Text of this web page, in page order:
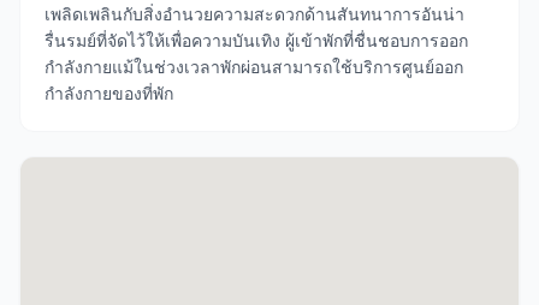
เพลิดเพลินกับสิ่งอำนวยความสะดวกด้านสันทนาการอันน่า
รื่นรมย์ที่จัดไว้ให้เพื่อความบันเทิง ผู้เข้าพักที่ชื่นชอบการออก
กำลังกายแม้ในช่วงเวลาพักผ่อนสามารถใช้บริการศูนย์ออก
กำลังกายของที่พัก